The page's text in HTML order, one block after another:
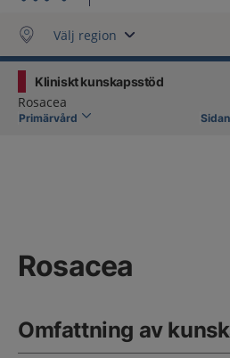
Välj region
Kliniskt kunskapsstöd
Rosacea
Primärvård
Rosacea
Omfattning av